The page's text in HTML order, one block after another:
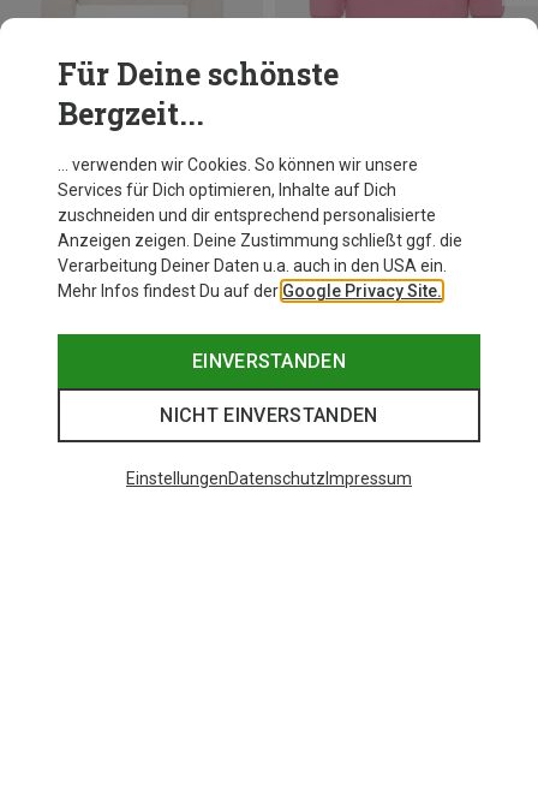
Du sparst 36%
Für Deine schönste
Bergzeit...
… verwenden wir Cookies. So können wir unsere
Services für Dich optimieren, Inhalte auf Dich
zuschneiden und dir entsprechend personalisierte
Anzeigen zeigen. Deine Zustimmung schließt ggf. die
Verarbeitung Deiner Daten u.a. auch in den USA ein.
Mehr Infos findest Du auf der Google Privacy Site.
EINVERSTANDEN
NICHT EINVERSTANDEN
EinstellungenDatenschutz Impressum